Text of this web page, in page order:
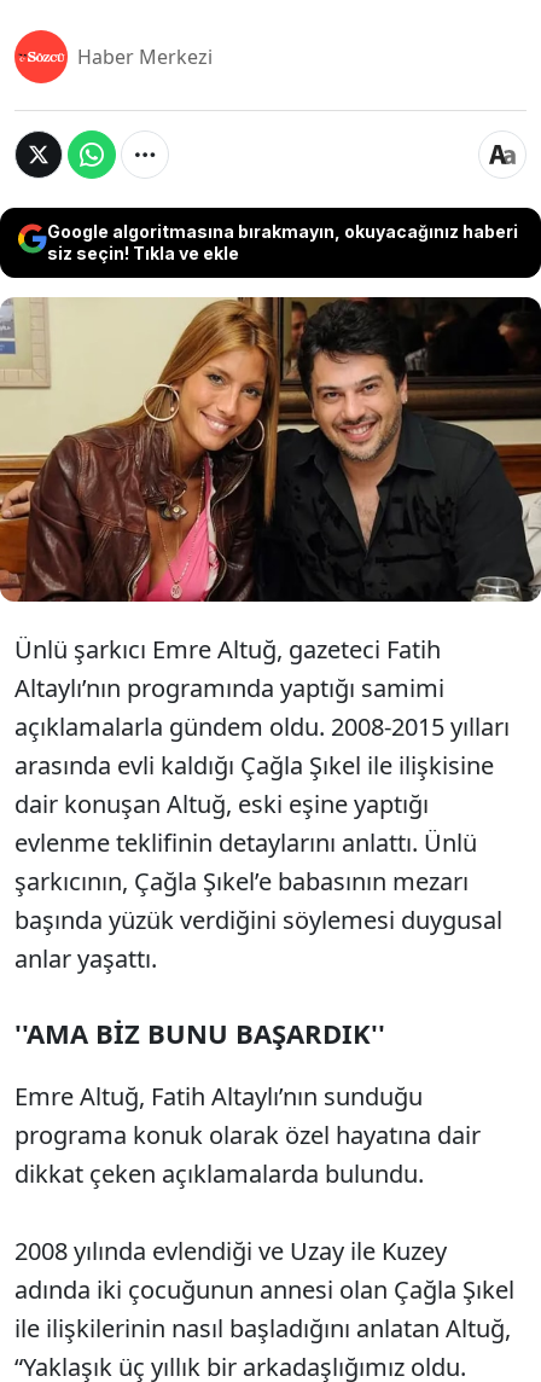
Haber Merkezi
Google algoritmasına bırakmayın, okuyacağınız haberi
siz seçin! Tıkla ve ekle
Emre Altuğ, Fatih Altaylı’nın programında
eski eşi Çağla Şıkel’e yaptığı sıra dışı evlenme
teklifini ilk kez anlattı. Ünlü şarkıcının
mezarlıkta yüzük verdiğini açıklaması
programa damga vurdu.
Ünlü şarkıcı Emre Altuğ, gazeteci Fatih
Altaylı’nın programında yaptığı samimi
açıklamalarla gündem oldu. 2008-2015 yılları
arasında evli kaldığı Çağla Şıkel ile ilişkisine
dair konuşan Altuğ, eski eşine yaptığı
evlenme teklifinin detaylarını anlattı. Ünlü
şarkıcının, Çağla Şıkel’e babasının mezarı
başında yüzük verdiğini söylemesi duygusal
anlar yaşattı.
''AMA BİZ BUNU BAŞARDIK''
Emre Altuğ, Fatih Altaylı’nın sunduğu
programa konuk olarak özel hayatına dair
dikkat çeken açıklamalarda bulundu.
2008 yılında evlendiği ve Uzay ile Kuzey
adında iki çocuğunun annesi olan Çağla Şıkel
ile ilişkilerinin nasıl başladığını anlatan Altuğ,
“Yaklaşık üç yıllık bir arkadaşlığımız oldu.